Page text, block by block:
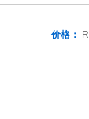
价格：